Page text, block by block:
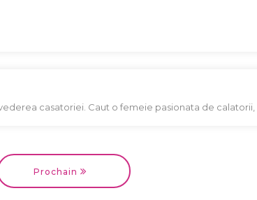
casatoriei. Caut o femeie pasionata de calatorii,
Prochain